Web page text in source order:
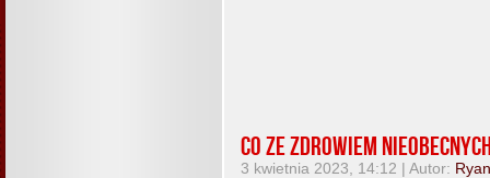
Co ze zdrowiem
3 kwietnia 2023, 14:12 | Autor: Ryan